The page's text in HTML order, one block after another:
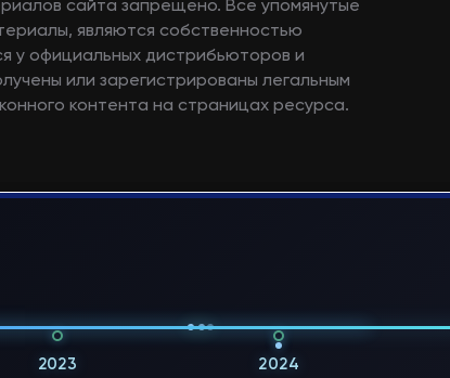
сайта запрещено. Все упомянутые
являются собственностью
у официальных дистрибьюторов и
или зарегистрированы легальным
контента на страницах ресурса.
2023 2024